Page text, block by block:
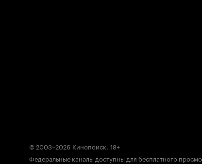
© 2003–2026 Кинопоиск. 18+
Федеральные каналы доступны для бесплатного